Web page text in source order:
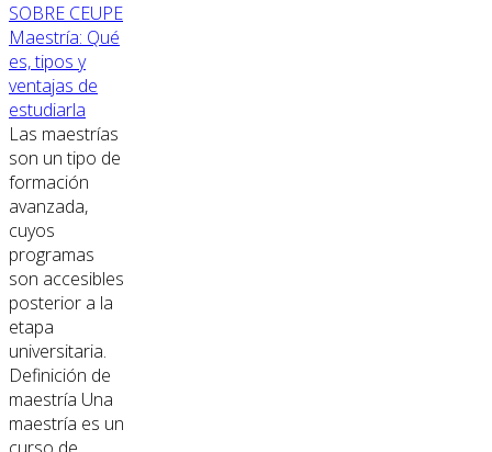
SOBRE CEUPE
Maestría: Qué
es, tipos y
ventajas de
estudiarla
Las maestrías
son un tipo de
formación
avanzada,
cuyos
programas
son accesibles
posterior a la
etapa
universitaria.
Definición de
maestría Una
maestría es un